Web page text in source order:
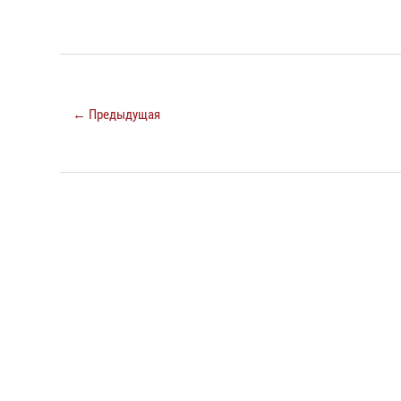
← Предыдущая